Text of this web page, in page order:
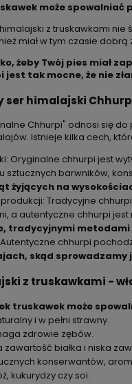
może
z truskawkami
miał w tym czasie dobrą
żeby Twój pies miał
jest tak mocne, że nie
ser himalajski
Chhurpi" odnosi się
Istnieje kilka cech,
Oryginalne chhurpi jest
sztucznych barwników,
żyjących na
Tradycyjne
a autentyczne chhurpi
tradycyjnymi metodami
Autentyczne chhurpi
skąd sprowadzamy
z truskawkami -
truskawek może
i w pełni strawny.
zdrowie zębów.
zawartość białka i niska
konserwantów,
kukurydzy czy soi.